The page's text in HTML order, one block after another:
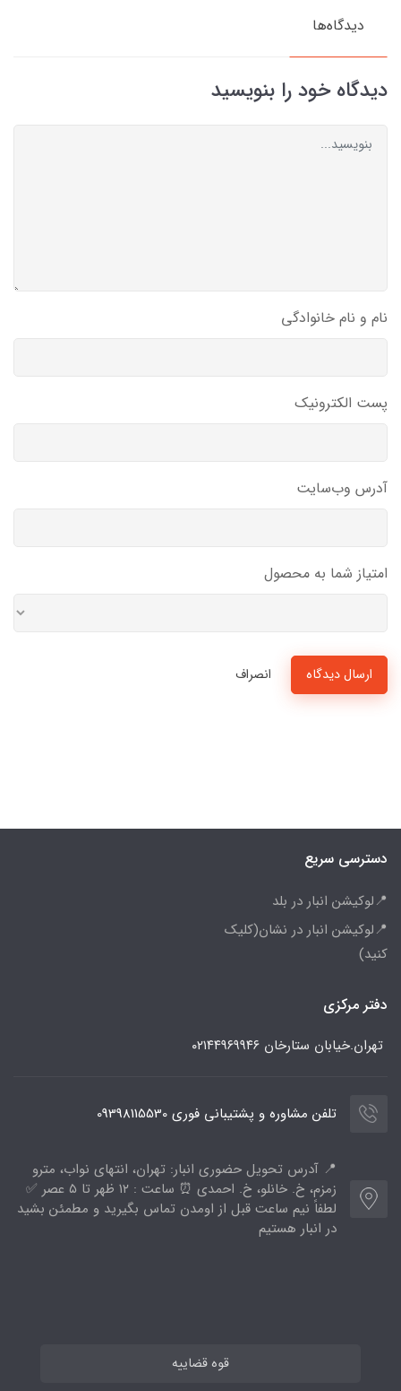
دیدگاه‌ها
دیدگاه خود را بنویسید
نام و نام خانوادگی
پست الکترونیک
آدرس وب‌سایت
امتیاز شما به محصول
ارسال دیدگاه انصراف
دسترسی سریع
📍لوکیشن انبار در بلد
📍لوکیشن انبار در نشان(کلیک
کنید)
دفتر مرکزی
تهران.خیابان ستارخان ۰۲۱۴۴۹۶۹۹۴۶
تلفن مشاوره و پشتیبانی فوری 09398115530
📍 آدرس تحویل حضوری انبار: تهران، انتهای نواب، مترو
زمزم، خ. خانلو، خ. احمدی ⏰ ساعت : ۱۲ ظهر تا ۵ عصر ✅
لطفاً نیم ساعت قبل از اومدن تماس بگیرید و مطمئن بشید
در انبار هستیم
قوه قضاییه